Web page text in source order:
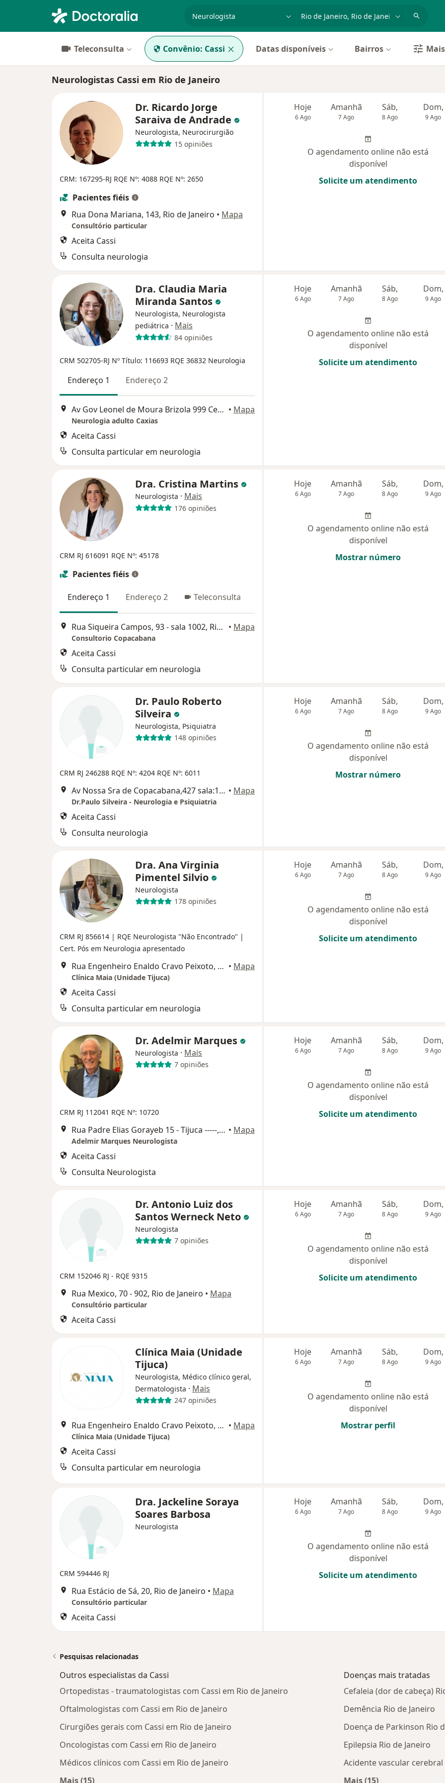
Teleconsulta Convênio: Cassi Datas disponíveis Bairros
Neurologistas Cassi em Rio de Janeiro
Dr. Ricardo Jorge
Saraiva de Andrade
Neurologista, Neurocirurgião
15 opiniões
CRM: 167295-RJ RQE Nº: 4088 RQE Nº: 2650
Pacientes fiéis
Rua Dona Mariana, 143, Rio de Janeiro • Mapa
Consultório particular
Aceita Cassi
Consulta neurologia
Hoje
6 Ago
Amanhã
7 Ago
Sáb,
8 Ago
Dom,
9 Ago
O agendamento online não está
disponível
Solicite um atendimento
Dra. Claudia Maria
Miranda Santos
Neurologista, Neurologista
pediátrica · Mais
84 opiniões
CRM 502705-RJ Nº Título: 116693 RQE 36832 Neurologia
Endereço 1 Endereço 2
Av Gov Leonel de Moura Brizola 999 Centro, Duque de Caxias • Mapa
Neurologia adulto Caxias
Aceita Cassi
Consulta particular em neurologia
Hoje
6 Ago
Amanhã
7 Ago
Sáb,
8 Ago
Dom,
9 Ago
O agendamento online não está
disponível
Solicite um atendimento
Dra. Cristina Martins
Neurologista · Mais
176 opiniões
CRM RJ 616091 RQE Nº: 45178
Pacientes fiéis
Endereço 1 Endereço 2 Teleconsulta
Rua Siqueira Campos, 93 - sala 1002, Rio de Janeiro • Mapa
Consultorio Copacabana
Aceita Cassi
Consulta particular em neurologia
Hoje
6 Ago
Amanhã
7 Ago
Sáb,
8 Ago
Dom,
9 Ago
O agendamento online não está
disponível
Mostrar número
Dr. Paulo Roberto
Silveira
Neurologista, Psiquiatra
148 opiniões
CRM RJ 246288 RQE Nº: 4204 RQE Nº: 6011
Av Nossa Sra de Copacabana,427 sala:1205, Rio de Janeiro • Mapa
Dr.Paulo Silveira - Neurologia e Psiquiatria
Aceita Cassi
Consulta neurologia
Hoje
6 Ago
Amanhã
7 Ago
Sáb,
8 Ago
Dom,
9 Ago
O agendamento online não está
disponível
Mostrar número
Dra. Ana Virginia
Pimentel Silvio
Neurologista
178 opiniões
CRM RJ 856614 | RQE Neurologista "Não Encontrado" |
Cert. Pós em Neurologia apresentado
Rua Engenheiro Enaldo Cravo Peixoto, 215 sala 717, Rio de Janeiro • Mapa
Clínica Maia (Unidade Tijuca)
Aceita Cassi
Consulta particular em neurologia
Hoje
6 Ago
Amanhã
7 Ago
Sáb,
8 Ago
Dom,
9 Ago
O agendamento online não está
disponível
Solicite um atendimento
Dr. Adelmir Marques
Neurologista · Mais
7 opiniões
CRM RJ 112041 RQE Nº: 10720
Rua Padre Elias Gorayeb 15 - Tijuca -----, Rio de Janeiro • Mapa
Adelmir Marques Neurologista
Aceita Cassi
Consulta Neurologista
Hoje
6 Ago
Amanhã
7 Ago
Sáb,
8 Ago
Dom,
9 Ago
O agendamento online não está
disponível
Solicite um atendimento
Dr. Antonio Luiz dos
Santos Werneck Neto
Neurologista
7 opiniões
CRM 152046 RJ - RQE 9315
Rua Mexico, 70 - 902, Rio de Janeiro • Mapa
Consultório particular
Aceita Cassi
Hoje
6 Ago
Amanhã
7 Ago
Sáb,
8 Ago
Dom,
9 Ago
O agendamento online não está
disponível
Solicite um atendimento
Clínica Maia (Unidade
Tijuca)
Neurologista, Médico clínico geral,
Dermatologista · Mais
247 opiniões
Rua Engenheiro Enaldo Cravo Peixoto, 215 sala 717, Rio de Janeiro • Mapa
Clínica Maia (Unidade Tijuca)
Aceita Cassi
Consulta particular em neurologia
Hoje
6 Ago
Amanhã
7 Ago
Sáb,
8 Ago
Dom,
9 Ago
O agendamento online não está
disponível
Mostrar perfil
Dra. Jackeline Soraya
Soares Barbosa
Neurologista
CRM 594446 RJ
Rua Estácio de Sá, 20, Rio de Janeiro • Mapa
Consultório particular
Aceita Cassi
Hoje
6 Ago
Amanhã
7 Ago
Sáb,
8 Ago
Dom,
9 Ago
O agendamento online não está
disponível
Solicite um atendimento
Pesquisas relacionadas
Outros especialistas da Cassi
Ortopedistas - traumatologistas com Cassi em Rio de Janeiro
Oftalmologistas com Cassi em Rio de Janeiro
Cirurgiões gerais com Cassi em Rio de Janeiro
Oncologistas com Cassi em Rio de Janeiro
Médicos clínicos com Cassi em Rio de Janeiro
Mais (15)
Doenças mais tratadas
Cefaleia (dor de cabeça)
Demência Rio de Janeiro
Doença de Parkinson Rio
Epilepsia Rio de Janeiro
Acidente vascular cerebral
Mais (15)